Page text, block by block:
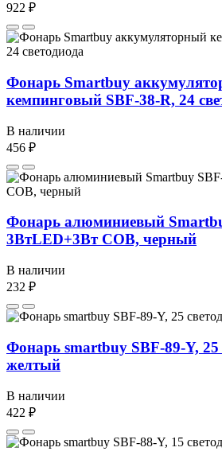
922 ₽
Фонарь Smartbuy
кемпинговый SBF-38-R, 24
В наличии
456 ₽
Фонарь алюминиевый
3ВтLED+3Вт COB, черный
В наличии
232 ₽
Фонарь smartbuy SBF-89-Y, 25
желтый
В наличии
422 ₽